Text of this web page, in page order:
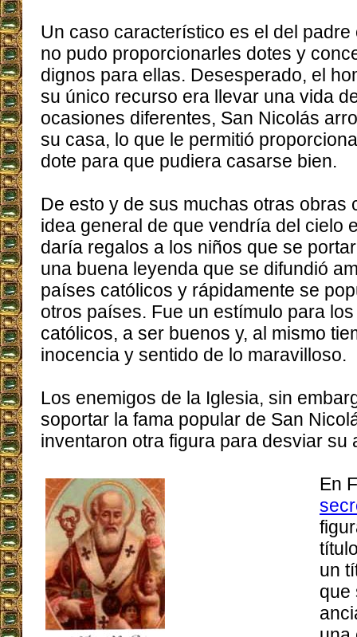
Un caso característico es el del
no pudo proporcionarles dotes y
dignos para ellas. Desesperado, el
su único recurso era llevar una vida
ocasiones diferentes, San Nicolás
su casa, lo que le permitió
dote para que pudiera casarse bien.
De esto y de sus muchas otras obras
idea general de que vendría del cielo
daría regalos a los niños que se
una buena leyenda que se difundió
países católicos y rápidamente se
otros países. Fue un estímulo para
católicos, a ser buenos y, al mismo
inocencia y sentido de lo maravilloso.
Los enemigos de la Iglesia, sin
soportar la fama popular de San
inventaron otra figura para desviar su
En
un
que